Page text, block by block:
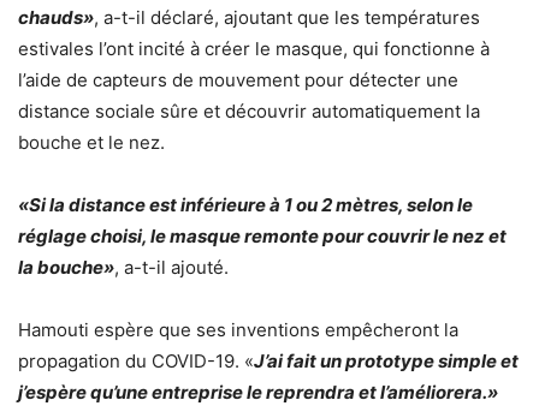
chauds», a-t-il déclaré, ajoutant que les températures
estivales l’ont incité à créer le masque, qui fonctionne à
l’aide de capteurs de mouvement pour détecter une
distance sociale sûre et découvrir automatiquement la
bouche et le nez.
«Si la distance est inférieure à 1 ou 2 mètres, selon le
réglage choisi, le masque remonte pour couvrir le nez et
la bouche», a-t-il ajouté.
Hamouti espère que ses inventions empêcheront la
propagation du COVID-19. «J’ai fait un prototype simple et
j’espère qu’une entreprise le reprendra et l’améliorera.»